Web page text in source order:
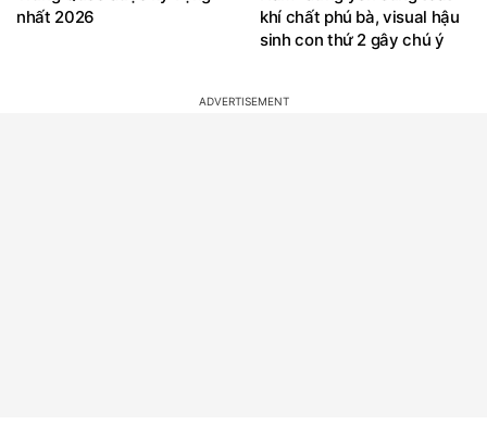
nhất 2026
khí chất phú bà, visual hậu
sinh con thứ 2 gây chú ý